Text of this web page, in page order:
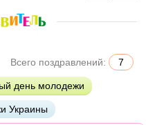
Всего поздравлений:
7
день молодежи
Украины